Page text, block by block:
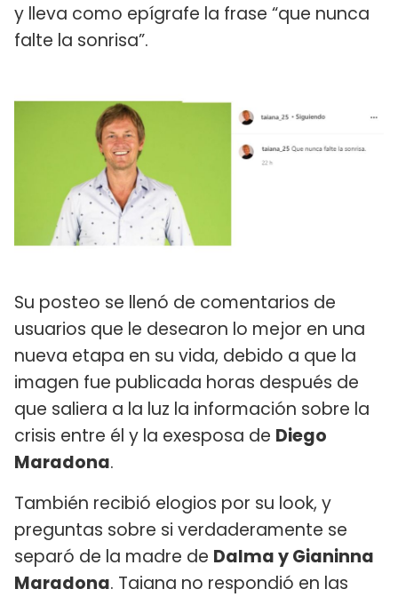
y lleva como epígrafe la frase “que nunca
falte la sonrisa”.
Su posteo se llenó de comentarios de
usuarios que le desearon lo mejor en una
nueva etapa en su vida, debido a que la
imagen fue publicada horas después de
que saliera a la luz la información sobre la
crisis entre él y la exesposa de Diego
Maradona.
También recibió elogios por su look, y
preguntas sobre si verdaderamente se
separó de la madre de Dalma y Gianinna
Maradona. Taiana no respondió en las